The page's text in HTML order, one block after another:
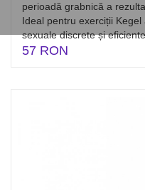
perioadă grabnică a
Ideal pentru exerciții
sexuale discrete și
57 RON